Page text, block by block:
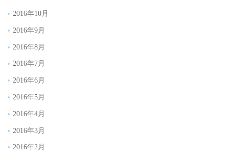
2016年10月
2016年9月
2016年8月
2016年7月
2016年6月
2016年5月
2016年4月
2016年3月
2016年2月